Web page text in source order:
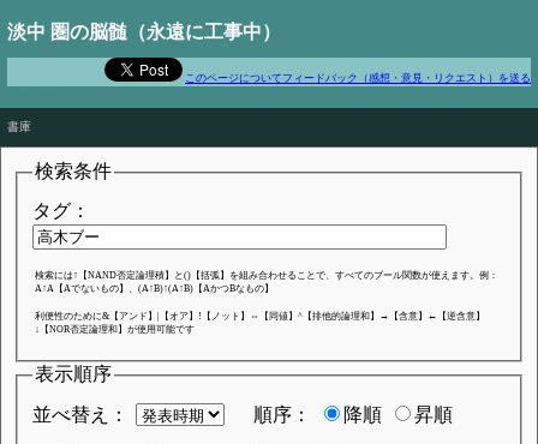
淡中 圏の脳髄（永遠に工事中）
このページについてフィードバック（感想・意見・リクエスト）を送る
書庫
検索条件
タグ：
検索には↑【NAND否定論理積】と()【括弧】を組み合わせることで、すべてのブール関数が使えます。例：
A↑A【Aでないもの】、(A↑B)↑(A↑B)【AかつBなもの】
利便性のために&【アンド】|【オア】!【ノット】⇔【同値】^【排他的論理和】→【含意】←【逆含意】
↓【NOR否定論理和】が使用可能です
表示順序
並べ替え：
順序： 降順 昇順